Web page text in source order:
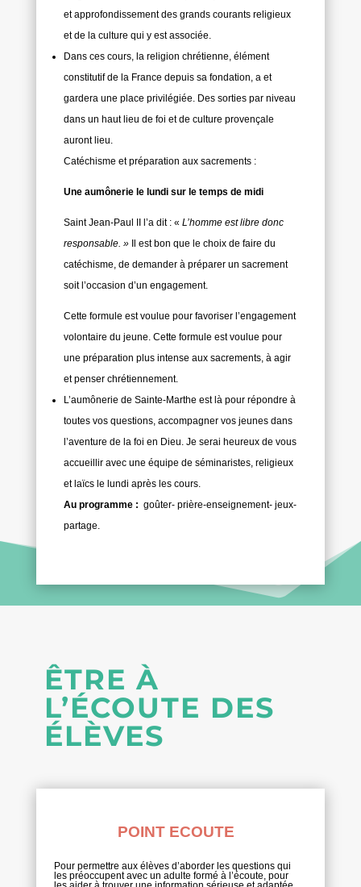
et approfondissement des grands courants religieux
et de la culture qui y est associée.
Dans ces cours, la religion chrétienne, élément
constitutif de la France depuis sa fondation, a et
gardera une place privilégiée. Des sorties par niveau
dans un haut lieu de foi et de culture provençale
auront lieu.
Catéchisme et préparation aux sacrements :
Une aumônerie le lundi sur le temps de midi
Saint Jean-Paul II l’a dit : « L’homme est libre donc
responsable. »Il est bon que le choix de faire du
catéchisme, de demander à préparer un sacrement
soit l’occasion d’un engagement.
Cette formule est voulue pour favoriser l’engagement
volontaire du jeune. Cette formule est voulue pour
une préparation plus intense aux sacrements, à agir
et penser chrétiennement.
L’aumônerie de Sainte-Marthe est là pour répondre à
toutes vos questions, accompagner vos jeunes dans
l’aventure de la foi en Dieu. Je serai heureux de vous
accueillir avec une équipe de séminaristes, religieux
et laïcs le lundi après les cours.
Au programme : goûter- prière-enseignement- jeux-
partage.
ÊTRE À
L’ÉCOUTE DES
ÉLÈVES
POINT ECOUTE
Pour permettre aux élèves d’aborder les questions qui
les préoccupent avec un adulte formé à l’écoute, pour